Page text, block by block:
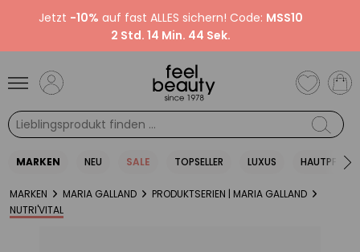
Jetzt -10% auf fast ALLES sichern! Code: MSS10
2 Std. 14 Min. 43 Sek.
MARKEN NEU SALE TOPSELLER LUXUS HAUTPFLEGE
MARKEN MARIA GALLAND
PRODUKTSERIEN | MARIA GALLAND
NUTRI'VITAL